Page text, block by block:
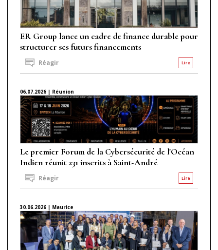
ER Group lance un cadre de finance durable pour
structurer ses futurs financements
Lire
Réagir
06.07.2026 | Réunion
Le premier Forum de la Cybersécurité de l'Océan
Indien réunit 231 inscrits à Saint-André
Lire
Réagir
30.06.2026 | Maurice